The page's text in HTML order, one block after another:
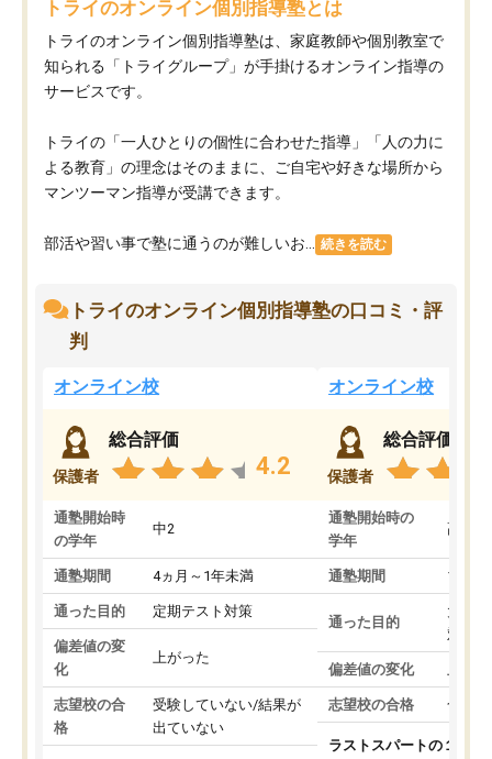
トライのオンライン個別指導塾とは
トライのオンライン個別指導塾は、家庭教師や個別教室で
知られる「トライグループ」が手掛けるオンライン指導の
サービスです。
トライの「一人ひとりの個性に合わせた指導」「人の力に
よる教育」の理念はそのままに、ご自宅や好きな場所から
マンツーマン指導が受講できます。
部活や習い事で塾に通うのが難しいお... 続きを読む
トライのオンライン個別指導塾の口コミ・評
判
オンライン校
保護者
総合評価
4.2
通塾開始時
の学年
中2
通塾期間 4ヵ月～1年未満
通った目的 定期テスト対策
偏差値の変
化
上がった
志望校の合
格
受験していない/結果が
出ていない
オンライン校
保護者
総合評価
通塾開始時の
学年
高3
通塾期間 1～3
通った目的
大学
対策
偏差値の変化 上が
志望校の合格 合格
ラストスパートの１か月